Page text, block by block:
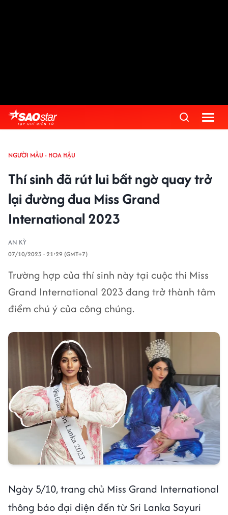
NGƯỜI MẪU - HOA HẬU
Thí sinh đã rút lui bất ngờ quay trở
lại đường đua Miss Grand
International 2023
AN KỲ
07/10/2023 - 21:29 (GMT+7)
Trường hợp của thí sinh này tại cuộc thi Miss
Grand International 2023 đang trở thành tâm
điểm chú ý của công chúng.
Ngày 5/10, trang chủ Miss Grand International
thông báo đại diện đến từ Sri Lanka Sayuri